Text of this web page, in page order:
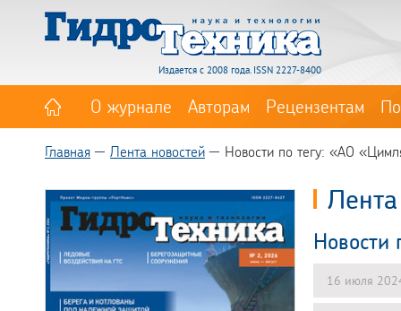
Издается с 2008 года. ISSN 2227-8400
О журнале Авторам Рецензентам
Главная Лента новостей Новости по тегу: «АО
Новости
16 июля